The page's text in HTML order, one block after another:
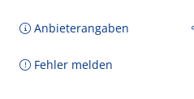
Anbieterangaben
Fehler melden